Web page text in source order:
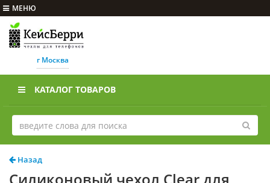
МЕНЮ
г Москва
КАТАЛОГ ТОВАРОВ
Назад